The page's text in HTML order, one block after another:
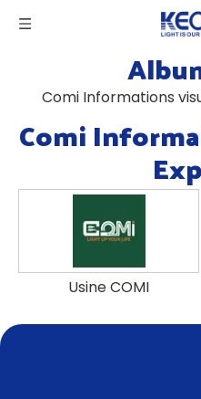
Comi Informations
Comi
Usine COMI